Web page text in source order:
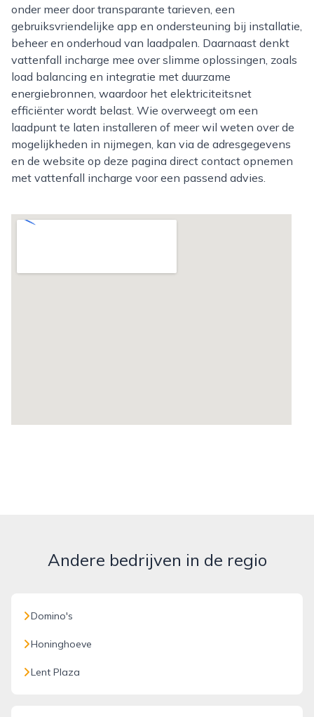
onder meer door transparante tarieven, een
gebruiksvriendelijke app en ondersteuning bij installatie,
beheer en onderhoud van laadpalen. Daarnaast denkt
vattenfall incharge mee over slimme oplossingen, zoals
load balancing en integratie met duurzame
energiebronnen, waardoor het elektriciteitsnet
efficiënter wordt belast. Wie overweegt om een
laadpunt te laten installeren of meer wil weten over de
mogelijkheden in nijmegen, kan via de adresgegevens
en de website op deze pagina direct contact opnemen
met vattenfall incharge voor een passend advies.
Andere bedrijven in de regio
Domino's
Honinghoeve
Lent Plaza